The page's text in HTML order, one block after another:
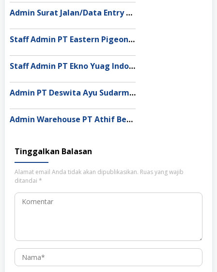
Admin Surat Jalan/Data Entry Lintas Bangun Nusantara Semarang
Staff Admin PT Eastern Pigeon Industry Deli Serdang
Staff Admin PT Ekno Yuag Indonesia Bekasi
Admin PT Deswita Ayu Sudarmala Denpasar
Admin Warehouse PT Athif Berkah Indonesia Pekanbaru
Tinggalkan Balasan
Alamat email Anda tidak akan dipublikasikan. Ruas yang wajib
ditandai *